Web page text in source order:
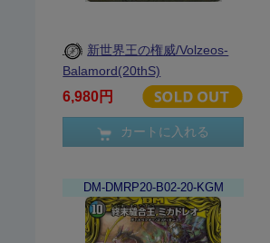
新世界王の権威/Volzeos-
Balamord(20thS)
6,980円
カートに入れる
DM-DMRP20-B02-20-KGM